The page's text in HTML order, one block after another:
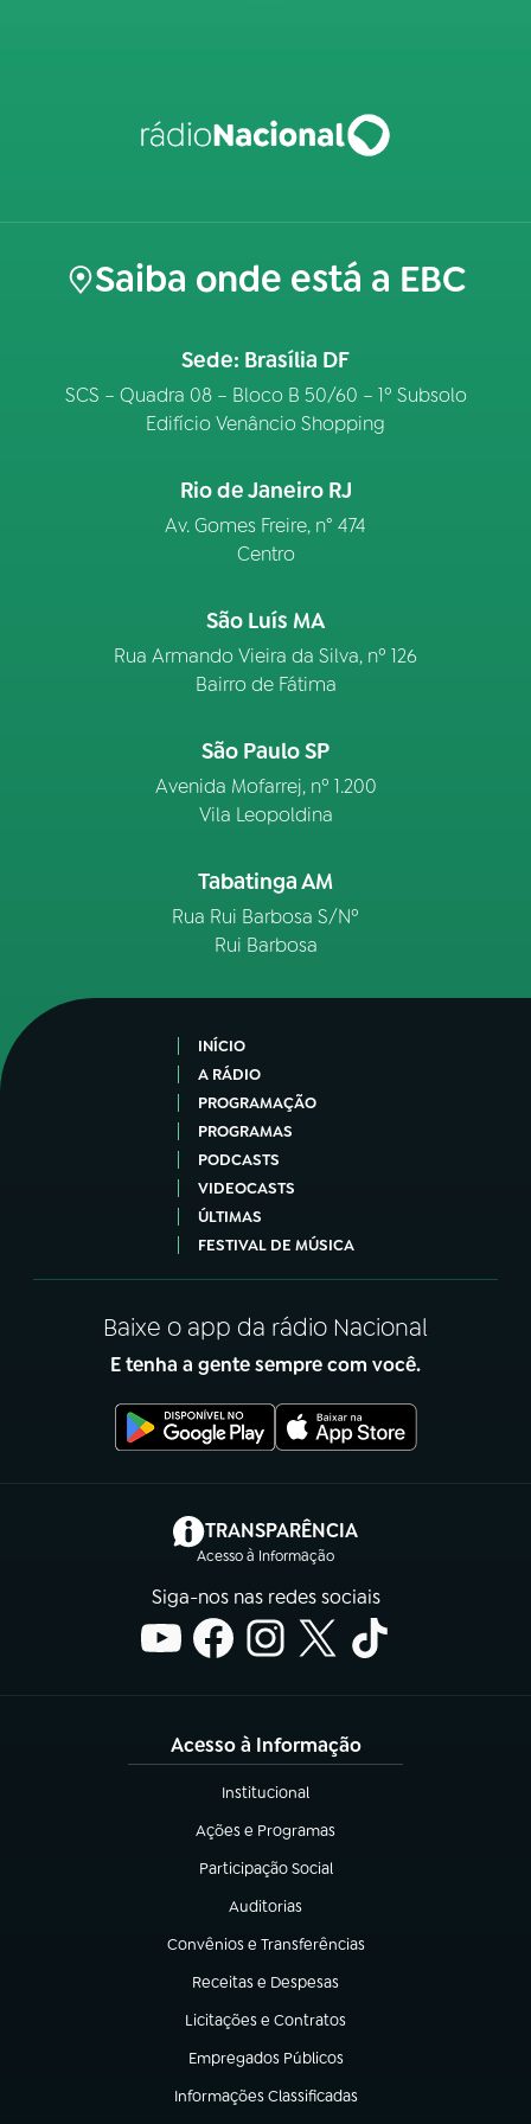
Saiba onde está a EBC
Sede: Brasília DF
SCS – Quadra 08 – Bloco B 50/60 – 1º Subsolo
Edifício Venâncio Shopping
Rio de Janeiro RJ
Av. Gomes Freire, n° 474
Centro
São Luís MA
Rua Armando Vieira da Silva, nº 126
Bairro de Fátima
São Paulo SP
Avenida Mofarrej, nº 1.200
Vila Leopoldina
Tabatinga AM
Rua Rui Barbosa S/Nº
Rui Barbosa
INÍCIO
A RÁDIO
PROGRAMAÇÃO
PROGRAMAS
PODCASTS
VIDEOCASTS
ÚLTIMAS
FESTIVAL DE MÚSICA
Baixe o app da rádio Nacional
E tenha a gente sempre com você.
TRANSPARÊNCIA
Acesso à Informação
(abre em nova aba)
Siga-nos nas redes sociais
Acesso à Informação
Institucional
(abre em nova aba)
Ações e Programas
(abre em nova aba)
Participação Social
(abre em nova aba)
Auditorias
(abre em nova aba)
Convênios e Transferências
(abre em nova aba)
Receitas e Despesas
(abre em nova aba)
Licitações e Contratos
(abre em nova aba)
Empregados Públicos
(abre em nova aba)
Informações Classificadas
(abre em nova aba)